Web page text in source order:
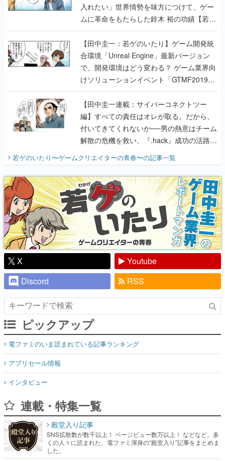
入れたい」世界情勢を味方につけて、ゲー
ムに革命をもたらした鈴木 裕の功績【若ゲ
のいたり】
【田中圭一：若ゲのいたり】ゲーム開発統
合環境「Unreal Engine」最新バージョン
で、開発環境はどう変わる？ ゲーム業界向
けソリューションイベント「GTMF2019」
に行って、より理解を深めよう【PR】
【田中圭一連載：サイバーコネクトツー
編】すべての責任はオレが取る。だから、
付いてきてくれないか──男の熱意はチーム
解散の危機を救い、『.hack』成功の活路を
『少年ジャンプ』色だった【若ゲのいた
り】
若ゲのいたり〜ゲームクリエイターの青春〜の記事一覧
X
Youtube
Discord
RSS
ピックアップ
電ファミのいま読まれている記事ランキング
アプリセール情報
インタビュー
連載・特集一覧
殿堂入り記事
SNS拡散数が数千以上！ ページビュー数万以上！ などなど。多
くの人々に読まれた、電ファミ渾身の“殿堂入り”記事をまとめま
した。